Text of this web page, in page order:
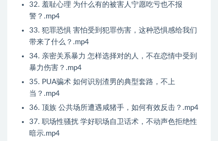
32. 羞耻心理 为什么有的被害人宁愿吃亏也不报
警？.mp4
33. 犯罪恐惧 害怕受到犯罪伤害，这种恐惧感给我们
带来了什么？.mp4
34. 亲密关系暴力 怎样选择对的人，不在恋情中受到
暴力伤害？.mp4
35. PUA骗术 如何识别渣男的典型套路，不上
当？.mp4
36. 顶族 公共场所遭遇咸猪手，如何有效反击？.mp4
37. 职场性骚扰 学好职场自卫话术，不动声色拒绝性
暗示.mp4